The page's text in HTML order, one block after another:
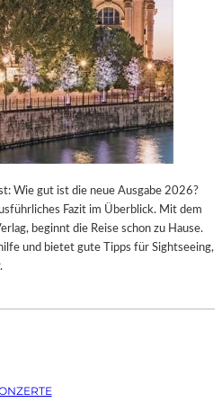
K
T
I
O
N
M
I
T
H
M
B
U
R
O
S
O
P
E
R
I
N
M
Ü
C
H
E
N
P
Wie gut ist die neue Ausgabe 2026?
Fazit im Überblick. Mit dem
beginnt die Reise schon zu Hause.
und bietet gute Tipps für Sightseeing,